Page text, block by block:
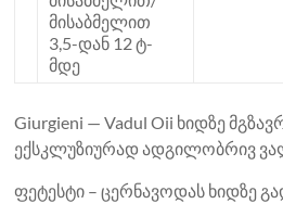
მისაბმელით
3,5-დან 12 ტ-
მდე
Giurgieni — Vadul Oii ხიდზე
ექსკლუზიურად ადგილობრივ
ფეტესტი – ცერნავოდას ხიდზე